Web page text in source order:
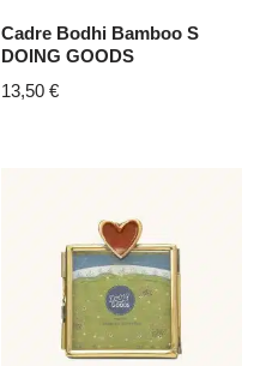
Cadre Bodhi Bamboo S
DOING GOODS
13,50€